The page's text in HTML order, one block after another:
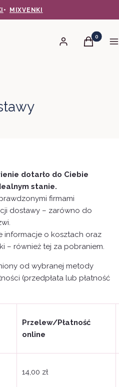
• MIXVENKI
Zaloguj sięProdukty
Koszyk
dotarło do Ciebie
stanie.
firmami
dostawy – zarówno do
informacje o kosztach oraz
– również tej za pobraniem.
od wybranej metody
(przedpłata lub płatność
Przelew/Płatność
online
14,00 zł